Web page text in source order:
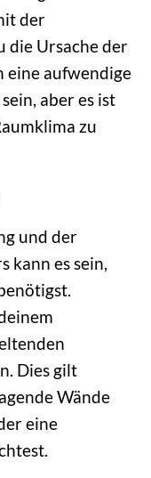
der
die Ursache der
eine aufwendige
aber es ist
zu
und der
kann es sein,
Dies gilt
Wände
eine